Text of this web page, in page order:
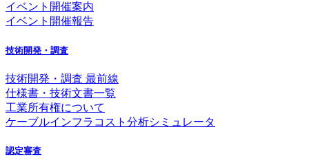
イベント開催案内
イベント開催報告
技術開発・調査
技術開発・調査 最前線
仕様書・技術文書一覧
工業所有権について
ケーブルインフラコスト分析シミュレータ
認定審査